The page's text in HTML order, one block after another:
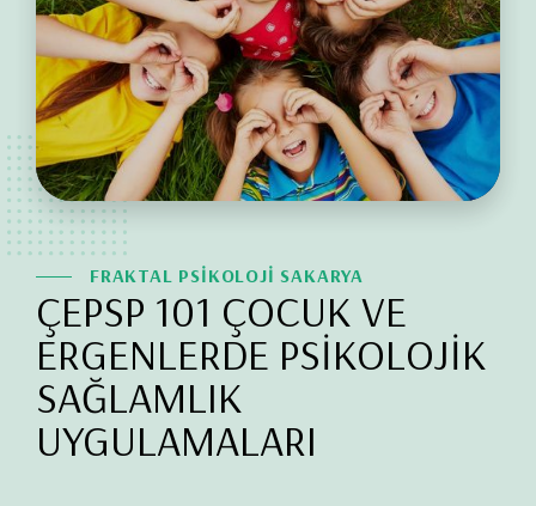
FRAKTAL PSİKOLOJİ SAKARYA
ÇEPSP 101 ÇOCUK VE
ERGENLERDE PSİKOLOJİK
SAĞLAMLIK
UYGULAMALARI